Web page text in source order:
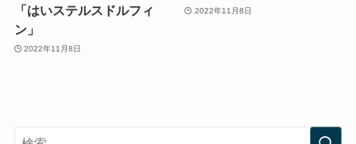
「はいステルスドルフィ
ン」
2022年11月8日
2022年11月8日